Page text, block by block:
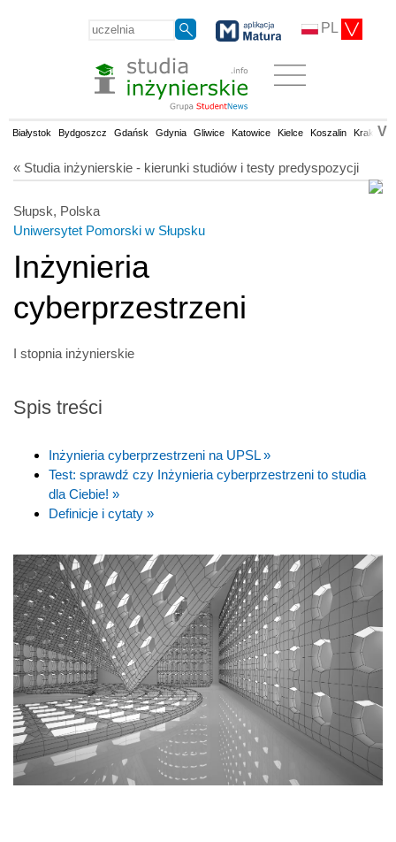
PL
Białystok Bydgoszcz Gdańsk Gdynia Gliwice Katowice Kielce Koszalin Kraków
V
« Studia inżynierskie - kierunki studiów i testy predyspozycji
Słupsk, Polska
Uniwersytet Pomorski w Słupsku
Inżynieria
cyberprzestrzeni
I stopnia inżynierskie
Spis treści
Inżynieria cyberprzestrzeni na UPSL »
Test: sprawdź czy Inżynieria cyberprzestrzeni to studia
dla Ciebie! »
Definicje i cytaty »